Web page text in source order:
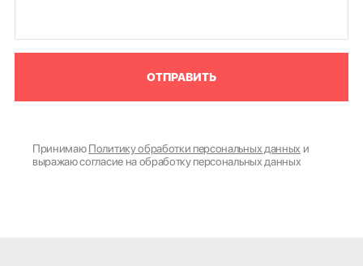
ОТПРАВИТЬ
ПринимаюПолитику обработки персональных данных и
выражаю согласие на обработку персональных данных